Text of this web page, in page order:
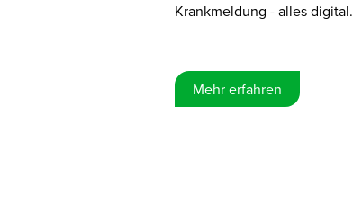
Krankmeldung - alles digital.
Mehr erfahren